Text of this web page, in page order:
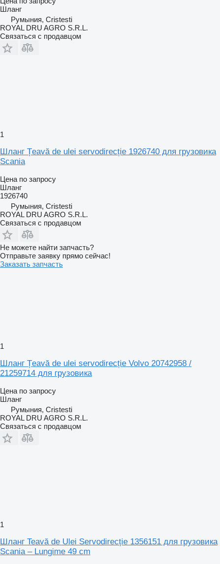
Шланг
Румыния, Cristesti
ROYAL DRU AGRO S.R.L.
Связаться с продавцом
1
Шланг Țeavă de ulei servodirecție 1926740 для грузовика
Scania
Цена по запросу
Шланг
1926740
Румыния, Cristesti
ROYAL DRU AGRO S.R.L.
Связаться с продавцом
Не можете найти запчасть?
Отправьте заявку прямо сейчас!
Заказать запчасть
1
Шланг Țeavă de ulei servodirecție Volvo 20742958 /
21259714 для грузовика
Цена по запросу
Шланг
Румыния, Cristesti
ROYAL DRU AGRO S.R.L.
Связаться с продавцом
1
Шланг Teavă de Ulei Servodirecție 1356151 для грузовика
Scania – Lungime 49 cm